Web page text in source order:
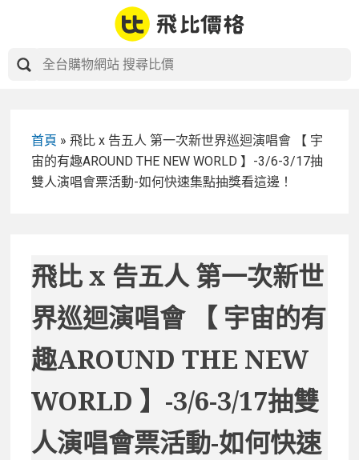
首頁 » 飛比 x 告五人 第一次新世界巡迴演唱會 【 宇
宙的有趣AROUND THE NEW WORLD 】-3/6-3/17抽
雙人演唱會票活動-如何快速集點抽獎看這邊！
飛比 x 告五人 第一次新世
界巡迴演唱會 【 宇宙的有
趣AROUND THE NEW
WORLD 】-3/6-3/17抽雙
人演唱會票活動-如何快速